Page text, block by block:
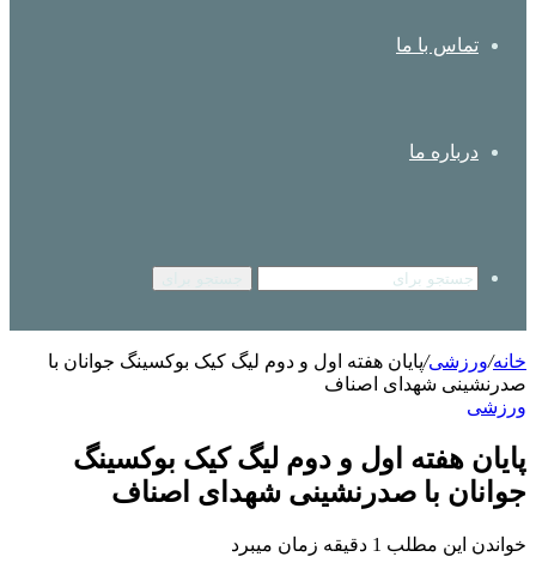
تماس با ما
درباره ما
خانه/ورزشی/پایان هفته اول و دوم لیگ کیک بوکسینگ جوانان با
صدرنشینی شهدای اصناف
ورزشی
پایان هفته اول و دوم لیگ کیک بوکسینگ
جوانان با صدرنشینی شهدای اصناف
خواندن این مطلب 1 دقیقه زمان میبرد